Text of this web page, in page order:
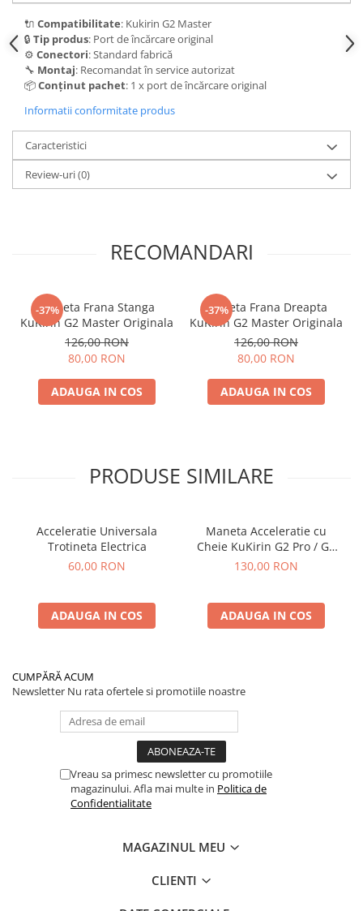
Biciclete Electrice
Anvelope moto
Camere moto
Anvelope ATV
Anvelope și Camere Utilaje
https://www.doctortrotineta.ro/plata-
tbi?
forceOriginalForEdit=1&preview=00681
🔌 Compatibilitate: Kukirin G2 Master
🔒 Tip produs: Port de încărcare original
⚙️ Conectori: Standard fabrică
🔧 Montaj: Recomandat în service autorizat
📦Conținut pachet: 1 x port de încărcare original
Informatii conformitate produs
Caracteristici
Review-uri(0)
RECOMANDARI
-37%
Maneta Frana Stanga
KuKirin G2 Master Originala
126,00 RON
80,00 RON
ADAUGA IN COS
-37%
Maneta Frana Dreapta
KuKirin G2 Master Originala
126,00 RON
80,00 RON
ADAUGA IN COS
PRODUSE SIMILARE
Acceleratie Universala
Trotineta Electrica
60,00 RON
ADAUGA IN COS
Maneta Acceleratie cu
Cheie KuKirin G2 Pro / G2
Max
130,00 RON
ADAUGA IN COS
CUMPĂRĂ ACUM
Newsletter Nu rata ofertele si promotiile noastre
Vreau sa primesc newsletter cu promotiile
magazinului. Afla mai multe in Politica de
Confidentialitate
MAGAZINUL MEU
CLIENTI